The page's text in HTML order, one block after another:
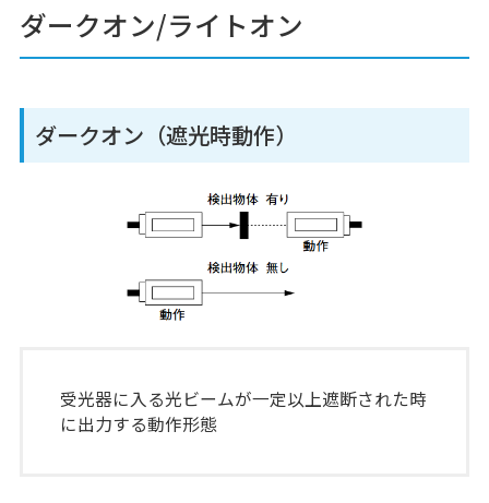
ダークオン/ライトオン
ダークオン（遮光時動作）
受光器に入る光ビームが一定以上遮断された時
に出力する動作形態